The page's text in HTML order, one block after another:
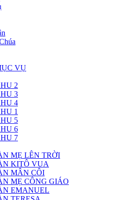
VỤ
2
3
4
1
5
6
7
MẸ LÊN TRỜI
KITÔ VUA
MÂN CÔI
MẸ CÔNG GIÁO
EMANUEL